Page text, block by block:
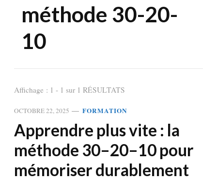
méthode 30-20-
10
Affichage : 1 - 1 sur 1 RÉSULTATS
OCTOBRE 22, 2025 FORMATION
Apprendre plus vite : la
méthode 30–20–10 pour
mémoriser durablement